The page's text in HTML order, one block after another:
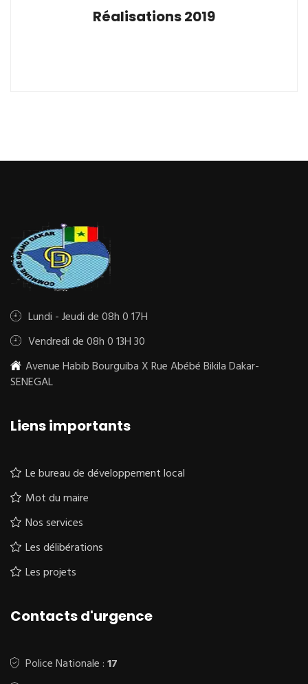
Réalisations 2019
Lundi - Jeudi de 08h 0 17H
Vendredi de 08h 0 13H 30
Avenue Habib Bourguiba X Rue Abébé Bikila Dakar-
SENEGAL
Liens importants
Le bureau de développement local
Mot du maire
Nos services
Les délibérations
Les projets
Contacts d'urgence
Police Nationale :17